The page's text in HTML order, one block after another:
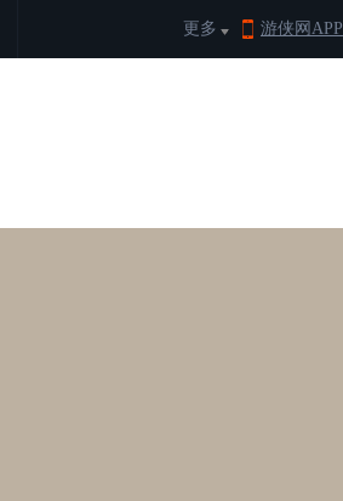
更多 游侠网APP